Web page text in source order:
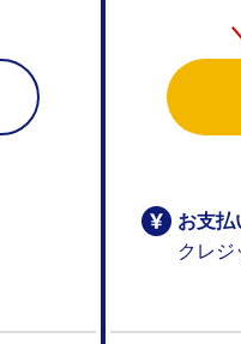
お支払
クレジ